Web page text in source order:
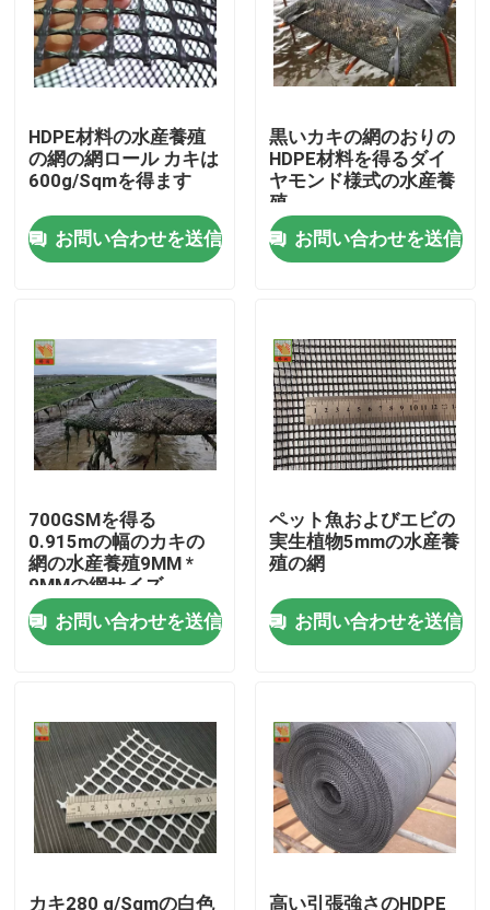
プロダクト
私たちに関しては
品質管理
私達に連絡しなさい
突き出されたプラスチック網
庭の網の網
農業の網
HDPE材料の水産養殖
の網の網ロール カキは
600g/Sqmを得ます
お問い合わせを送信
黒いカキの網のおりの
HDPE材料を得るダイ
ヤモンド様式の水産養
殖
お問い合わせを送信
700GSMを得る
0.915mの幅のカキの
網の水産養殖9MM *
9MMの網サイズ
お問い合わせを送信
ペット魚およびエビの
実生植物5mmの水産養
殖の網
お問い合わせを送信
カキ280 g/Sqmの白色 高い引張強さのHDPE